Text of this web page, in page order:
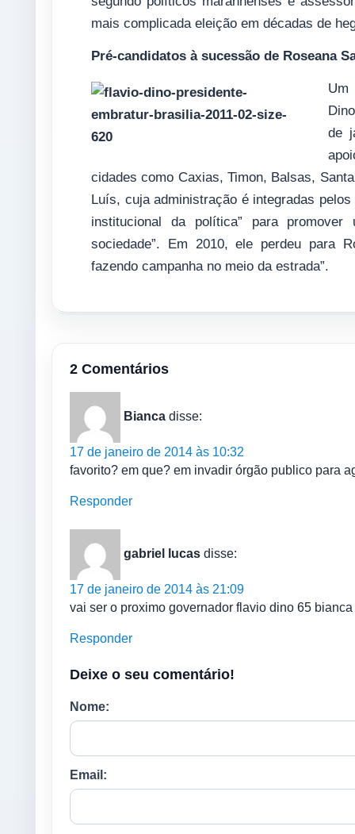
mais complicada eleição em décadas de
Pré-candidatos à sucessão de Roseana
Um
de
cidades como Caxias, Timon, Balsas,
Luís, cuja administração é integradas
institucional da política” para
sociedade”. Em 2010, ele perdeu para
fazendo campanha no meio da estrada”.
2 Comentários
Bianca disse:
17 de janeiro de 2014 às 10:32
favorito? em que? em invadir órgão publico para
Responder
gabriel lucas disse:
17 de janeiro de 2014 às 21:09
vai ser o proximo governador flavio dino 65
Responder
Deixe o seu comentário!
Nome:
Email: